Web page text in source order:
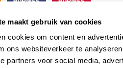
maakt gebruik van cookies
cookies om content en
ons websiteverkeer te
partners voor social media,